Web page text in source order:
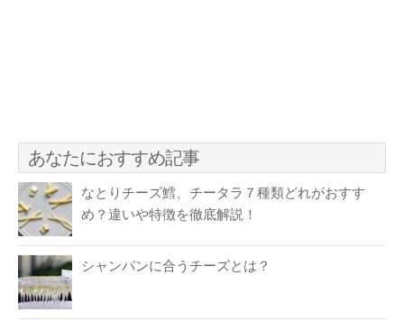
あなたにおすすめ記事
なとりチーズ鱈、チータラ７種類どれがおすす
め？違いや特徴を徹底解説！
シャンパンに合うチーズとは？